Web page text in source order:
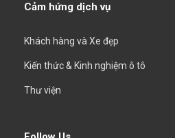
Cảm hứng dịch vụ
Khách hàng và Xe đẹp
Kiến thức & Kinh nghiệm ô tô
Thư viện